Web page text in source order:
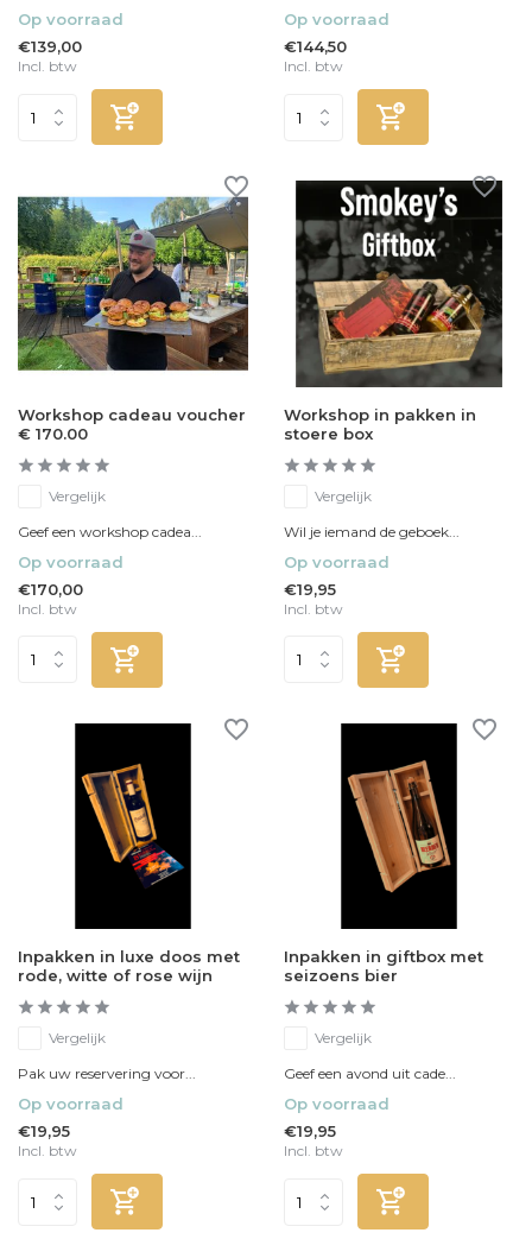
Op voorraad
€139,00
Incl. btw
Op voorraad
€144,50
Incl. btw
Workshop cadeau voucher
€ 170.00
Vergelijk
Geef een workshop cadea...
Op voorraad
€170,00
Incl. btw
Workshop in pakken in
stoere box
Vergelijk
Wil je iemand de geboek...
Op voorraad
€19,95
Incl. btw
Inpakken in luxe doos met
rode, witte of rose wijn
Vergelijk
Pak uw reservering voor...
Op voorraad
€19,95
Incl. btw
Inpakken in giftbox met
seizoens bier
Vergelijk
Geef een avond uit cade...
Op voorraad
€19,95
Incl. btw